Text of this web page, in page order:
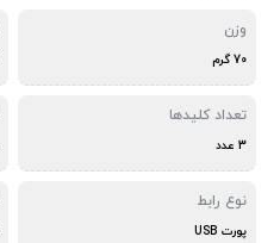
وزن
70 گرم
تعداد کلیدها
3 عدد
نوع رابط
پورت USB